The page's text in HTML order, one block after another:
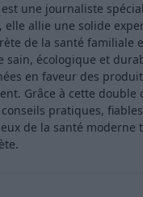
une journaliste
elle allie une solide
de la santé familiale
sain, écologique et
en faveur des
Grâce à cette
pratiques,
de la santé